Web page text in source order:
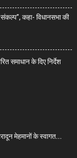
कहा- विधानसभा की
समाधान के दिए निर्देश
मेहमानों के स्वागत...